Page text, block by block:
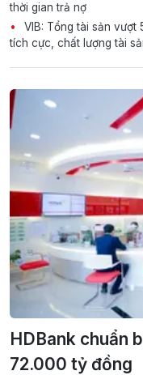
thời gian trả nợ
VIB: Tổng tài sản
tích cực, chất lượng tài
HDBank chuẩn
72.000 tỷ đồng